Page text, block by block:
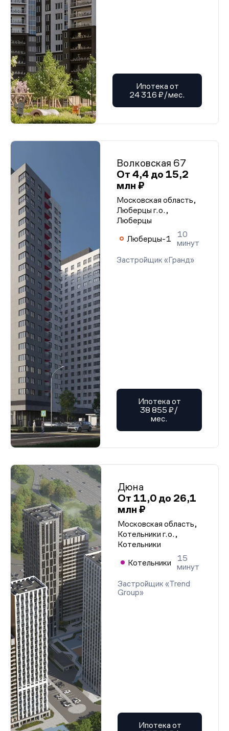
Ипотека от
24 316 ₽/мес.
Волковская 67
От 4,4 до 15,2
млн ₽
Московская область,
Люберцы г.о.,
Люберцы
Люберцы-1
10
минут
Застройщик «Гранд»
Ипотека от
38 855 ₽/
мес.
Дюна
От 11,0 до 26,1
млн ₽
Московская область,
Котельники г.о.,
Котельники
Котельники
15
минут
Застройщик «Trend
Group»
Ипотека от